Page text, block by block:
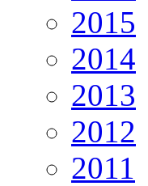
2015
2014
2013
2012
2011